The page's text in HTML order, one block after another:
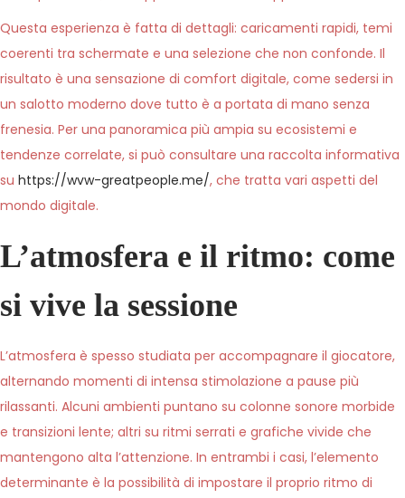
Questa esperienza è fatta di dettagli: caricamenti rapidi, temi
coerenti tra schermate e una selezione che non confonde. Il
risultato è una sensazione di comfort digitale, come sedersi in
un salotto moderno dove tutto è a portata di mano senza
frenesia. Per una panoramica più ampia su ecosistemi e
tendenze correlate, si può consultare una raccolta informativa
su https://wvw-greatpeople.me/, che tratta vari aspetti del
mondo digitale.
L’atmosfera e il ritmo: come
si vive la sessione
L’atmosfera è spesso studiata per accompagnare il giocatore,
alternando momenti di intensa stimolazione a pause più
rilassanti. Alcuni ambienti puntano su colonne sonore morbide
e transizioni lente; altri su ritmi serrati e grafiche vivide che
mantengono alta l’attenzione. In entrambi i casi, l’elemento
determinante è la possibilità di impostare il proprio ritmo di